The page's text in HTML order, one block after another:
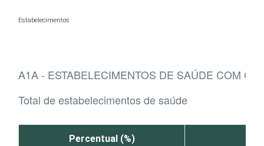
Estabelecimentos
A1A - ESTABELECIMENTOS DE SAÚDE COM
Total de estabelecimentos de saúde
Percentual (%)